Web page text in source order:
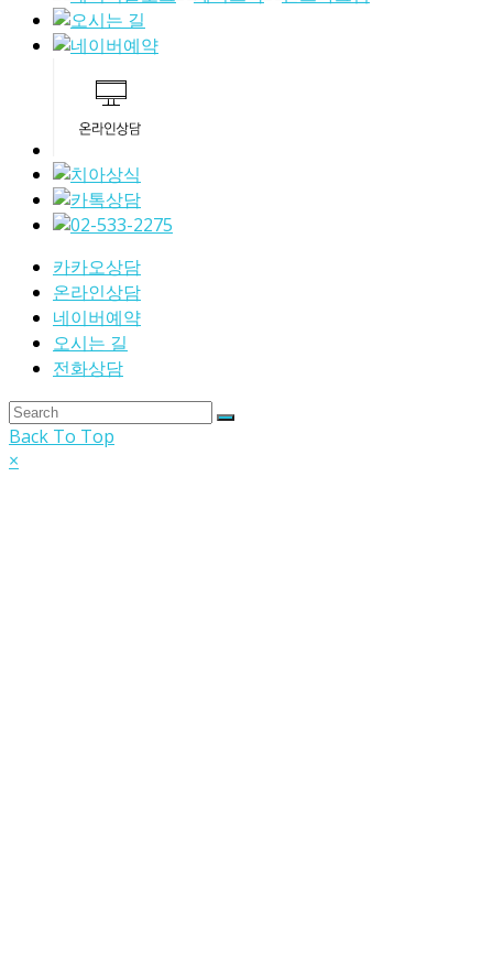
카카오상담
온라인상담
네이버예약
오시는 길
전화상담
Back To Top
×